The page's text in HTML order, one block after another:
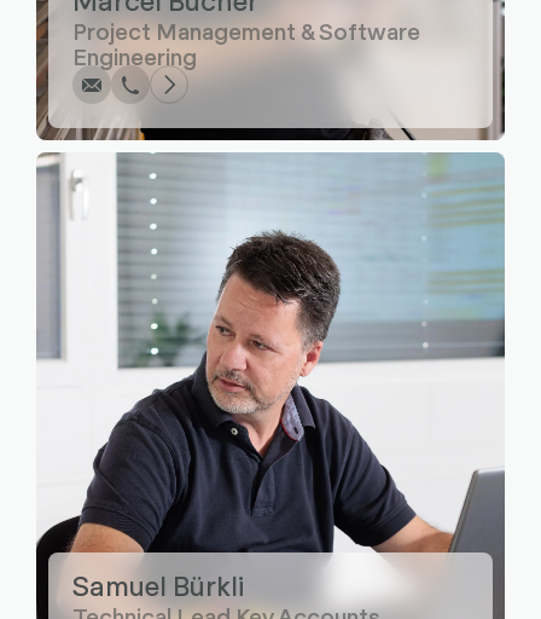
Project Management & Software
Engineering
Samuel Bürkli
Écrire Copier
Appel Copier